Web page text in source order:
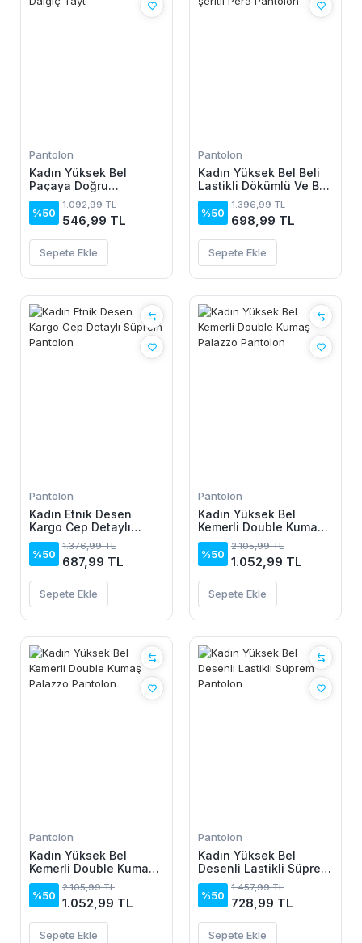
Pantolon
Kadın Yüksek Bel
Paçaya Doğru
Genisleyen Dalgıç Tayt
%50
1.092,99 TL
546,99 TL
Sepete Ekle
Pantolon
Kadın Yüksek Bel Beli
Lastikli Dökümlü Ve Beli
şeritli Pera Pantolon
%50
1.396,99 TL
698,99 TL
Sepete Ekle
Pantolon
Kadın Etnik Desen
Kargo Cep Detaylı
Süprem Pantolon
%50
1.376,99 TL
687,99 TL
Sepete Ekle
Pantolon
Kadın Yüksek Bel
Kemerli Double Kumaş
Palazzo Pantolon
%50
2.105,99 TL
1.052,99 TL
Sepete Ekle
Pantolon
Kadın Yüksek Bel
Kemerli Double Kumaş
Palazzo Pantolon
%50
2.105,99 TL
1.052,99 TL
Sepete Ekle
Pantolon
Kadın Yüksek Bel
Desenli Lastikli Süprem
Pantolon
%50
1.457,99 TL
728,99 TL
Sepete Ekle